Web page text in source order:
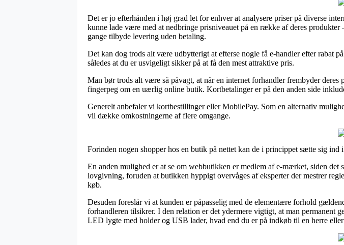
Det er jo efterhånden i høj grad let for enhver at analysere priser på diverse
kunne lade være med at nedbringe prisniveauet på en række af deres
gange tilbyde levering uden betaling.
Det kan dog trods alt være udbytterigt at efterse nogle få e-handler efter rabat
således at du er usvigeligt sikker på at få den mest attraktive pris.
Man bør trods alt være så påvagt, at når en internet forhandler frembyder
fingerpeg om en uærlig online butik. Kortbetalinger er på den anden side
Generelt anbefaler vi kortbestillinger eller MobilePay. Som en alternativ
vil dække omkostningerne af flere omgange.
Forinden nogen shopper hos en butik på nettet kan de i princippet sætte sig
En anden mulighed er at se om webbutikken er medlem af e-mærket, siden
lovgivning, foruden at butikken hyppigt overvåges af eksperter der mestrer
køb.
Desuden foreslår vi at kunden er påpasselig med de elementære forhold
forhandleren tilsikrer. I den relation er det ydermere vigtigt, at man permanent
LED lygte med holder og USB lader, hvad end du er på indkøb til en herre eller